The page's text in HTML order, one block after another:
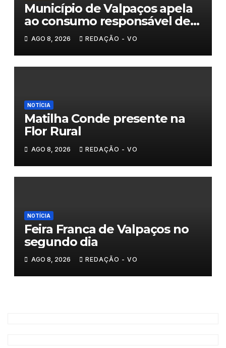
Município de Valpaços apela
ao consumo responsável de
água
AGO 8, 2026 REDAÇÃO - VO
NOTÍCIA
Matilha Conde presente na
Flor Rural
AGO 8, 2026 REDAÇÃO - VO
NOTÍCIA
Feira Franca de Valpaços no
segundo dia
AGO 8, 2026 REDAÇÃO - VO